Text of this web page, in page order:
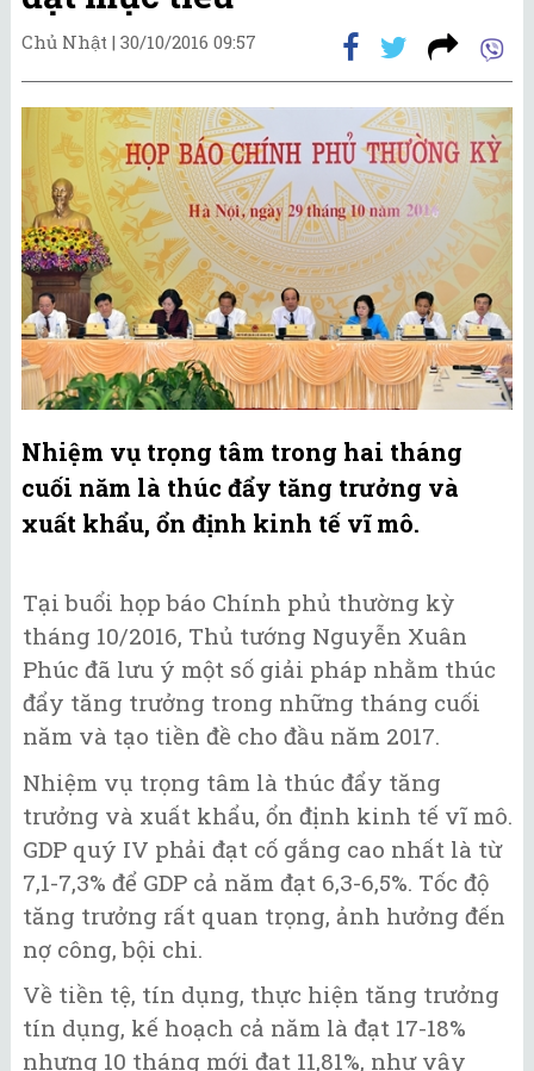
Chủ Nhật | 30/10/2016 09:57
Nhiệm vụ trọng tâm trong hai tháng
cuối năm là thúc đẩy tăng trưởng và
xuất khẩu, ổn định kinh tế vĩ mô.
Tại buổi họp báo Chính phủ thường kỳ
tháng 10/2016, Thủ tướng Nguyễn Xuân
Phúc đã lưu ý một số giải pháp nhằm thúc
đẩy tăng trưởng trong những tháng cuối
năm và tạo tiền đề cho đầu năm 2017.
Nhiệm vụ trọng tâm là thúc đẩy tăng
trưởng và xuất khẩu, ổn định kinh tế vĩ mô.
GDP quý IV phải đạt cố gắng cao nhất là từ
7,1-7,3% để GDP cả năm đạt 6,3-6,5%. Tốc độ
tăng trưởng rất quan trọng, ảnh hưởng đến
nợ công, bội chi.
Về tiền tệ, tín dụng, thực hiện tăng trưởng
tín dụng, kế hoạch cả năm là đạt 17-18%
nhưng 10 tháng mới đạt 11,81%, như vậy